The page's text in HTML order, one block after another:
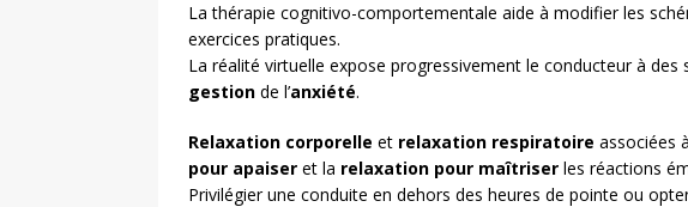
La thérapie cognitivo-comportementale aide à modifier les
exercices pratiques.
La réalité virtuelle expose progressivement le conducteur à
gestion de l’anxiété.
Relaxation corporelle et relaxation respiratoire associées
pour apaiser et la relaxation pour maîtriser les réactions
Privilégier une conduite en dehors des heures de pointe ou